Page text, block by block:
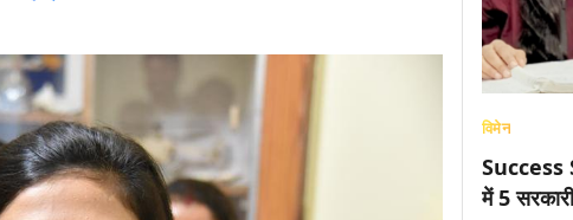
विमेन
Success
में 5